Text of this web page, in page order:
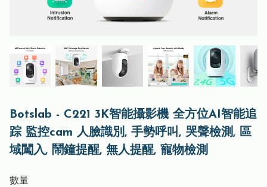
Botslab - C221 3K智能攝影機 全方位AI智能追
踪 監控cam 人臉識別, 手勢呼叫, 哭聲檢測, 區
域闖入, 鬧鐘提醒, 無人提醒, 寵物檢測
數量